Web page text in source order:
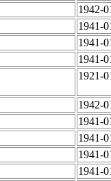
1942-
1941-
1941-
1941-
1921-
1942-
1941-
1941-
1941-
1941-